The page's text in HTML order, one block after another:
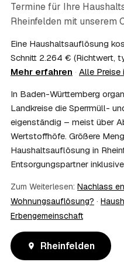
steuerlich
Häufig ja: Im Nachlass
Erbschaftsteuer mindern,
als Werbungskosten. Sie
Rechnung als Beleg.
08 Muss ich als Erbe in
anwesend sein?
Nein, Sie müssen nicht
Erben übergeben in
lassen sich per Fotos auf
kurze Übergabe zu
09 Bekomme ich einen
Ja. Sie erhalten auf
Verwertungsnachweis
umweltgerecht und
10
Wie schnell ist ein
Termine für Ihre
Rheinfelden mit unserem
Eine Haushaltsauflösung
Schnitt 2.264 € (Richtwert,
Mehr erfahren · Alle Preise
In Baden-Württemberg
Landkreise die Sperrmüll-
eigenständig – meist über
Wertstoffhöfe. Größere
Haushaltsauflösung in
Entsorgungspartner
Zum Weiterlesen: Nachlass
Wohnungsauflösung? ·
Erbengemeinschaft
Rheinfelden